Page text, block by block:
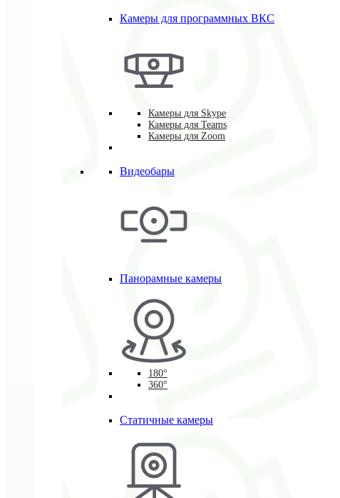
Камеры для программных ВКС
Камеры для Skype
Камеры для Teams
Камеры для Zoom
Видеобары
Панорамные камеры
180°
360°
Статичные камеры